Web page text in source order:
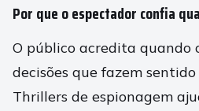
Por que o espectador confia
O público acredita quando
decisões que fazem
Thrillers de espionagem